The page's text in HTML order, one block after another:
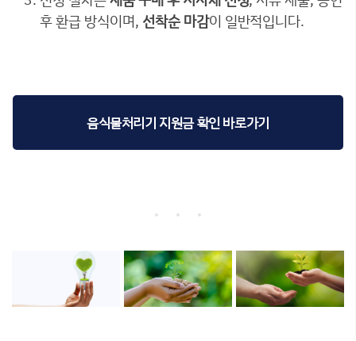
후 환급 방식이며, 선착순 마감이 일반적입니다.
음식물처리기 지원금 확인 바로가기